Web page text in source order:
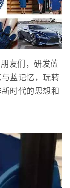
友们，研发蓝
蓝记忆，玩转
时代的思想和